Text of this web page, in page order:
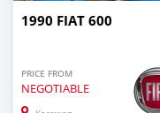
1990 FIAT 600
PRICE FROM
NEGOTIABLE